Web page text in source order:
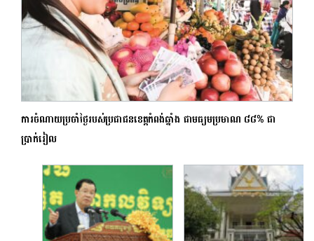
ការចំណាយប្រចាំថ្ងៃរបស់ប្រជាជនខេត្តកំពង់ឆ្នាំង ជាមធ្យមប្រមាណ ៨៨% ជា
ប្រាក់រៀល